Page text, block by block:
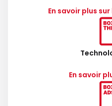
En savoir plus
En savoir